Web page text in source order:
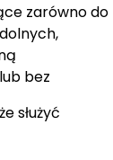
zarówno do
bez
służyć